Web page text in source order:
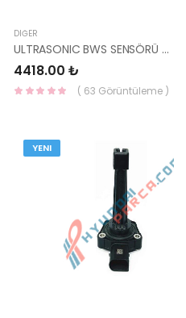
DIĞER
ULTRASONIC BWS SENSÖRÜ TUCSON/SPORTAGE/ELANTRA 99310-F1200X5R-HMC
4418.00 ₺
( 63 Görüntüleme )
YENI